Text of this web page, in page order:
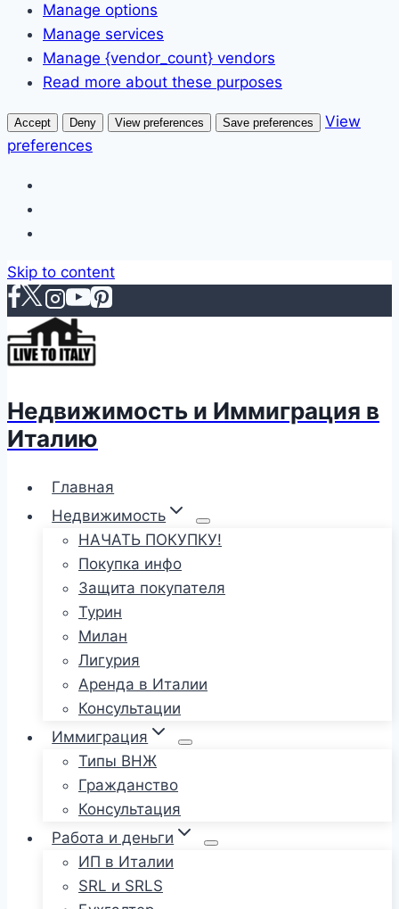
Manage options
Manage services
Manage {vendor_count} vendors
Read more about these purposes
Accept Deny View preferences Save preferences
View
preferences
Skip to content
Недвижимость и Иммиграция в
Италию
Главная
Недвижимость
НАЧАТЬ ПОКУПКУ!
Покупка инфо
Защита покупателя
Турин
Милан
Лигурия
Аренда в Италии
Консультации
Иммиграция
Типы ВНЖ
Гражданство
Консультация
Работа и деньги
ИП в Италии
SRL и SRLS